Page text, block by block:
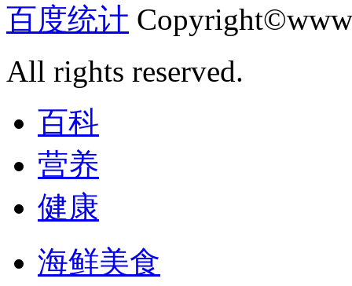
百度统计
All rights reserved.
百科
营养
健康
海鲜美食